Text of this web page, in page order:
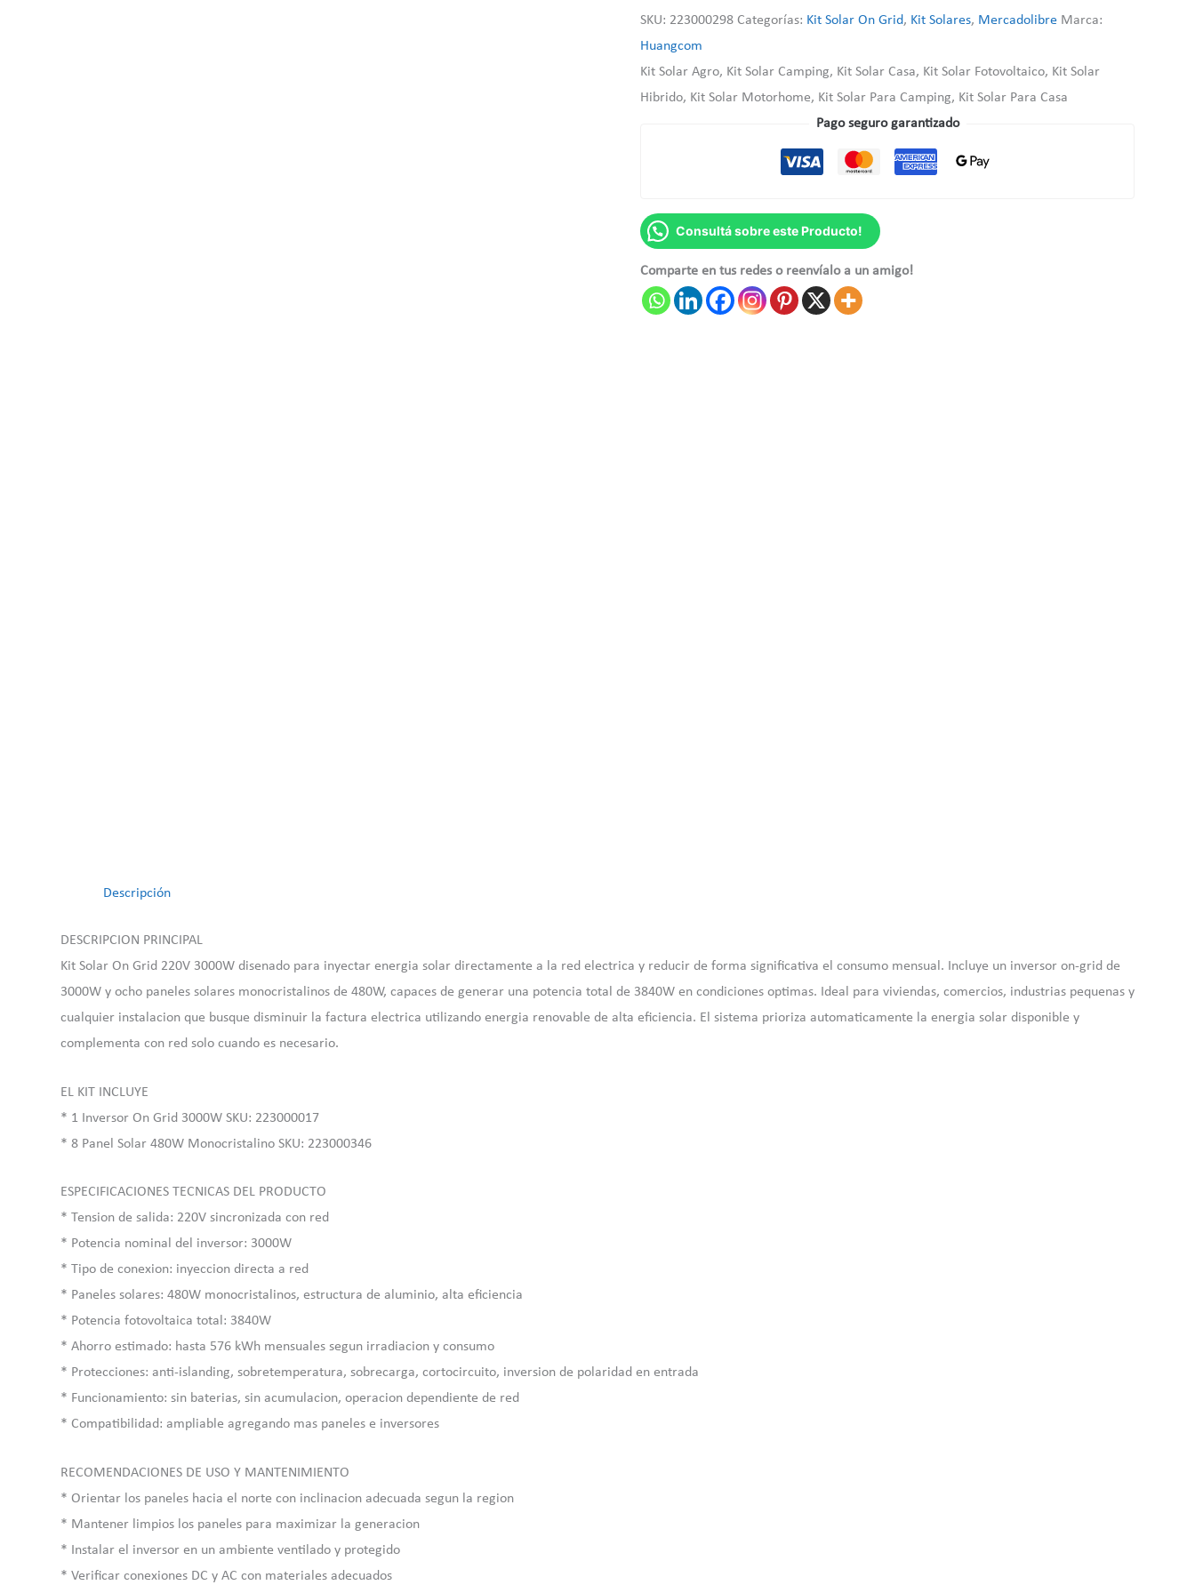
SKU: 223000298 Categorías: Kit Solar On Grid, Kit Solares, Mercadolibre Marca:
Huangcom
Kit Solar Agro, Kit Solar Camping, Kit Solar Casa, Kit Solar Fotovoltaico, Kit Solar
Hibrido, Kit Solar Motorhome, Kit Solar Para Camping, Kit Solar Para Casa
Pago seguro garantizado
Consultá sobre este Producto!
Comparte en tus redes o reenvíalo a un amigo!
Descripción
DESCRIPCION PRINCIPAL
Kit Solar On Grid 220V 3000W disenado para inyectar energia solar directamente a la red electrica y reducir de forma significativa el consumo mensual. Incluye un inversor on-grid de
3000W y ocho paneles solares monocristalinos de 480W, capaces de generar una potencia total de 3840W en condiciones optimas. Ideal para viviendas, comercios, industrias pequenas y
cualquier instalacion que busque disminuir la factura electrica utilizando energia renovable de alta eficiencia. El sistema prioriza automaticamente la energia solar disponible y
complementa con red solo cuando es necesario.
EL KIT INCLUYE
* 1 Inversor On Grid 3000W SKU: 223000017
* 8 Panel Solar 480W Monocristalino SKU: 223000346
ESPECIFICACIONES TECNICAS DEL PRODUCTO
* Tension de salida: 220V sincronizada con red
* Potencia nominal del inversor: 3000W
* Tipo de conexion: inyeccion directa a red
* Paneles solares: 480W monocristalinos, estructura de aluminio, alta eficiencia
* Potencia fotovoltaica total: 3840W
* Ahorro estimado: hasta 576 kWh mensuales segun irradiacion y consumo
* Protecciones: anti-islanding, sobretemperatura, sobrecarga, cortocircuito, inversion de polaridad en entrada
* Funcionamiento: sin baterias, sin acumulacion, operacion dependiente de red
* Compatibilidad: ampliable agregando mas paneles e inversores
RECOMENDACIONES DE USO Y MANTENIMIENTO
* Orientar los paneles hacia el norte con inclinacion adecuada segun la region
* Mantener limpios los paneles para maximizar la generacion
* Instalar el inversor en un ambiente ventilado y protegido
* Verificar conexiones DC y AC con materiales adecuados